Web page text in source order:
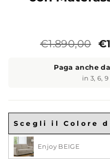
Prezzo
€1.890,00
Paga anche
in 3, 6,
Scegli il Colore
Scegli il Colore
Enjoy BEIGE